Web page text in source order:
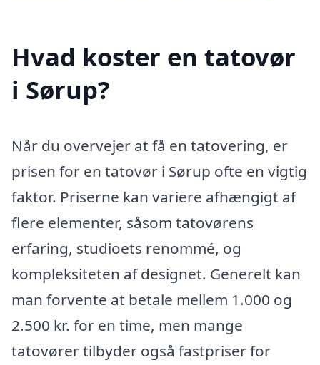
Hvad koster en tatovør
i Sørup?
Når du overvejer at få en tatovering, er
prisen for en tatovør i Sørup ofte en vigtig
faktor. Priserne kan variere afhængigt af
flere elementer, såsom tatovørens
erfaring, studioets renommé, og
kompleksiteten af designet. Generelt kan
man forvente at betale mellem 1.000 og
2.500 kr. for en time, men mange
tatovører tilbyder også fastpriser for